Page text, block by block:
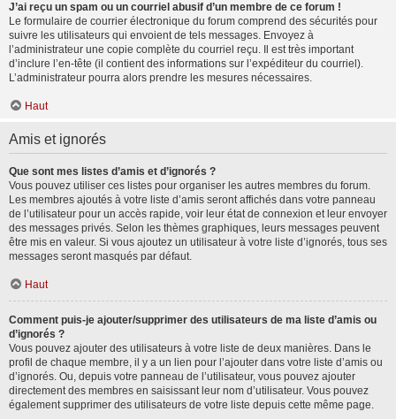
J’ai reçu un spam ou un courriel abusif d’un membre de ce forum !
Le formulaire de courrier électronique du forum comprend des sécurités pour
suivre les utilisateurs qui envoient de tels messages. Envoyez à
l’administrateur une copie complète du courriel reçu. Il est très important
d’inclure l’en-tête (il contient des informations sur l’expéditeur du courriel).
L’administrateur pourra alors prendre les mesures nécessaires.
Haut
Amis et ignorés
Que sont mes listes d’amis et d’ignorés ?
Vous pouvez utiliser ces listes pour organiser les autres membres du forum.
Les membres ajoutés à votre liste d’amis seront affichés dans votre panneau
de l’utilisateur pour un accès rapide, voir leur état de connexion et leur envoyer
des messages privés. Selon les thèmes graphiques, leurs messages peuvent
être mis en valeur. Si vous ajoutez un utilisateur à votre liste d’ignorés, tous ses
messages seront masqués par défaut.
Haut
Comment puis-je ajouter/supprimer des utilisateurs de ma liste d’amis ou
d’ignorés ?
Vous pouvez ajouter des utilisateurs à votre liste de deux manières. Dans le
profil de chaque membre, il y a un lien pour l’ajouter dans votre liste d’amis ou
d’ignorés. Ou, depuis votre panneau de l’utilisateur, vous pouvez ajouter
directement des membres en saisissant leur nom d’utilisateur. Vous pouvez
également supprimer des utilisateurs de votre liste depuis cette même page.